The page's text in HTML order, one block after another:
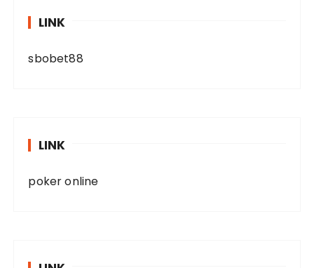
LINK
sbobet88
LINK
poker online